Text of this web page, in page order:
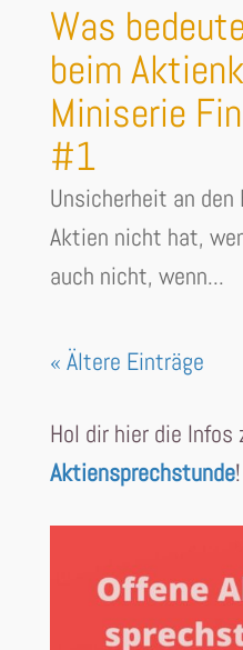
Was
beim
Miniserie
#1
Unsicherheit an den
Aktien nicht hat,
auch nicht, wenn...
« Ältere Einträge
Hol dir hier die Infos
Aktiensprechstunde!